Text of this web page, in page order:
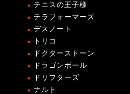
テニスの王子様
テラフォーマーズ
デスノート
トリコ
ドクターストーン
ドラゴンボール
ドリフターズ
ナルト